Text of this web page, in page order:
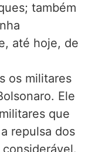
também
até hoje, de
os militares
Ele
que
repulsa dos